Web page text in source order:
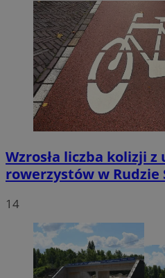
Wzrosła liczba kolizji z
rowerzystów w Rudzie
14